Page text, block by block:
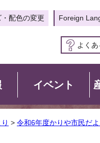
配色の変更 Foreign
よく
イベント
> 令和6年度かりや市民だよ